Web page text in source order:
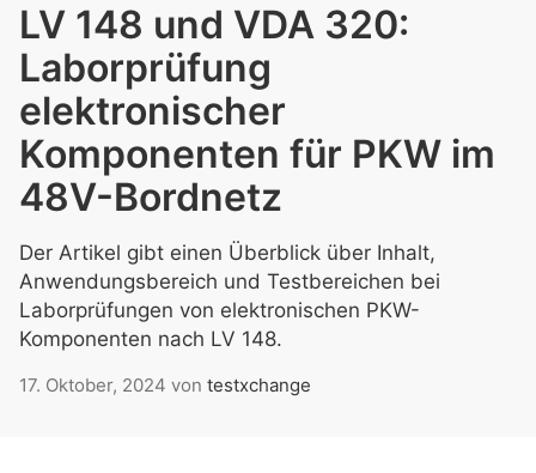
LV 148 und VDA 320:
Laborprüfung
elektronischer
Komponenten für PKW im
48V-Bordnetz
Der Artikel gibt einen Überblick über Inhalt,
Anwendungsbereich und Testbereichen bei
Laborprüfungen von elektronischen PKW-
Komponenten nach LV 148.
17. Oktober, 2024 von testxchange